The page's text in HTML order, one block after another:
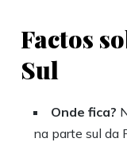
Factos
Sul
Onde fica?
na parte sul da